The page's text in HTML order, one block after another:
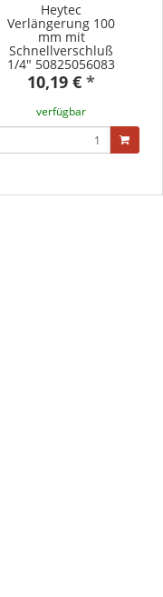
Heytec
Verlängerung 100
mm mit
Schnellverschluß
1/4" 50825056083
10,19 € *
verfügbar